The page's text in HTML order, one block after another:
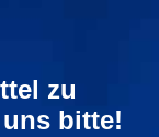
zu
bitte!